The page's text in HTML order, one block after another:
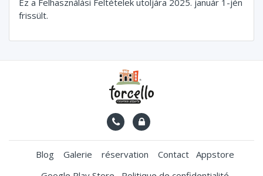
Ez a Felhasználási Feltételek utoljára 2025. január 1-jén
frissült.
Blog Galerie réservation Contact Appstore